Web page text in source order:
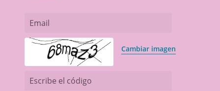
Email
Cambiar imagen
Escribe el código